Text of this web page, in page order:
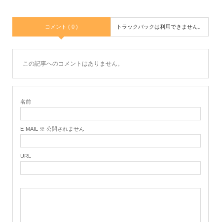
コメント ( 0 ) トラックバックは利用できません。
この記事へのコメントはありません。
名前
E-MAIL ※ 公開されません
URL